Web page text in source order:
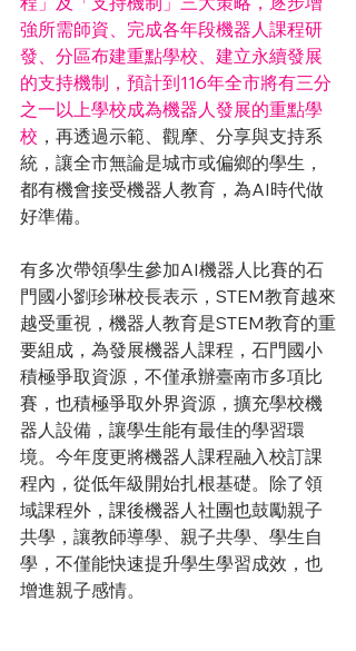
強所需師資、完成各年段機器人課程研
發、分區布建重點學校、建立永續發展
的支持機制，預計到116年全市將有三分
之一以上學校成為機器人發展的重點學
校 ，再透過示範、觀摩、分享與支持系
統，讓全市無論是城市或偏鄉的學生，
都有機會接受機器人教育，為AI時代做
好準備。
有多次帶領學生參加AI機器人比賽的石
門國小劉珍琳校長表示，STEM教育越來
越受重視，機器人教育是STEM教育的重
要組成，為發展機器人課程，石門國小
積極爭取資源，不僅承辦臺南市多項比
賽，也積極爭取外界資源，擴充學校機
器人設備，讓學生能有最佳的學習環
境。今年度更將機器人課程融入校訂課
程內，從低年級開始扎根基礎。除了領
域課程外，課後機器人社團也鼓勵親子
共學，讓教師導學、親子共學、學生自
學，不僅能快速提升學生學習成效，也
增進親子感情。